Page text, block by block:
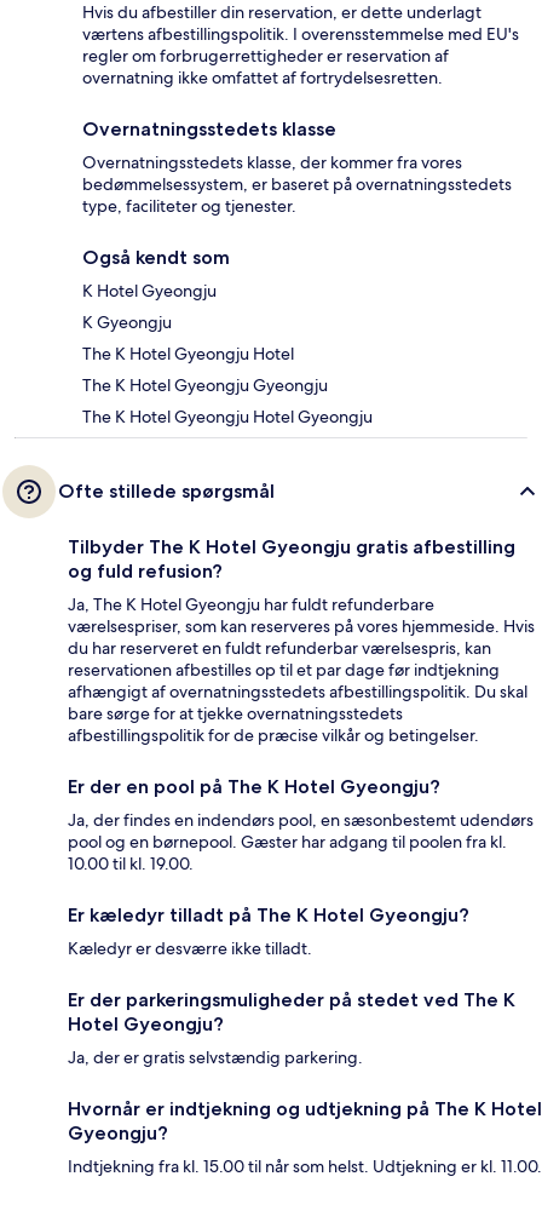
Hvis du afbestiller din reservation, er dette underlagt
værtens afbestillingspolitik. I overensstemmelse med EU's
regler om forbrugerrettigheder er reservation af
overnatning ikke omfattet af fortrydelsesretten.
Overnatningsstedets klasse
Overnatningsstedets klasse, der kommer fra vores
bedømmelsessystem, er baseret på overnatningsstedets
type, faciliteter og tjenester.
Også kendt som
K Hotel Gyeongju
K Gyeongju
The K Hotel Gyeongju Hotel
The K Hotel Gyeongju Gyeongju
The K Hotel Gyeongju Hotel Gyeongju
Ofte stillede spørgsmål
Tilbyder The K Hotel Gyeongju gratis afbestilling
og fuld refusion?
Ja, The K Hotel Gyeongju har fuldt refunderbare
værelsespriser, som kan reserveres på vores hjemmeside. Hvis
du har reserveret en fuldt refunderbar værelsespris, kan
reservationen afbestilles op til et par dage før indtjekning
afhængigt af overnatningsstedets afbestillingspolitik. Du skal
bare sørge for at tjekke overnatningsstedets
afbestillingspolitik for de præcise vilkår og betingelser.
Er der en pool på The K Hotel Gyeongju?
Ja, der findes en indendørs pool, en sæsonbestemt udendørs
pool og en børnepool. Gæster har adgang til poolen fra kl.
10.00 til kl. 19.00.
Er kæledyr tilladt på The K Hotel Gyeongju?
Kæledyr er desværre ikke tilladt.
Er der parkeringsmuligheder på stedet ved The K
Hotel Gyeongju?
Ja, der er gratis selvstændig parkering.
Hvornår er indtjekning og udtjekning på The K Hotel
Gyeongju?
Indtjekning fra kl. 15.00 til når som helst. Udtjekning er kl. 11.00.